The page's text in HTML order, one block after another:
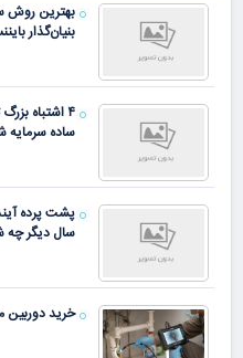
بهترین روش
بنیان‌گذار
۴ اشتباه
ساده سرمایه
سال دیگر
خرید دوربین